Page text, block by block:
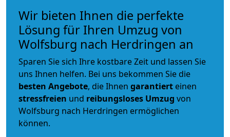
Wir bieten Ihnen die perfekte
Lösung für Ihren Umzug von
Wolfsburg nach Herdringen an
Sparen Sie sich Ihre kostbare Zeit und lassen Sie
uns Ihnen helfen. Bei uns bekommen Sie die
besten Angebote, die Ihnen garantiert einen
stressfreien und reibungsloses Umzug von
Wolfsburg nach Herdringen ermöglichen
können.